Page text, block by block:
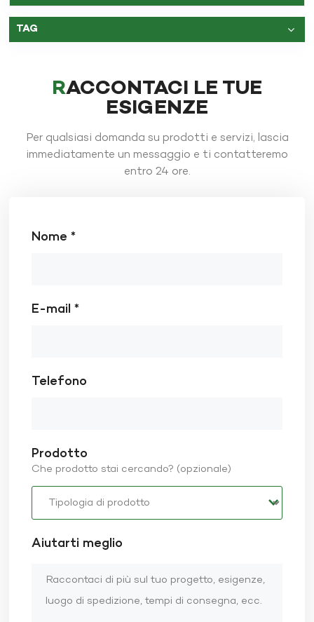
TAG
RACCONTACI LE TUE
ESIGENZE
Per qualsiasi domanda su prodotti e servizi, lascia
immediatamente un messaggio e ti contatteremo
entro 24 ore.
Nome *
E-mail *
Telefono
Prodotto
Che prodotto stai cercando? (opzionale)
Aiutarti meglio